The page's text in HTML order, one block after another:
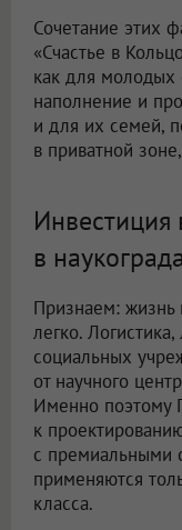
Сочетание этих
«Счастье в
как для молодых
наполнение и
и для их семей,
в приватной
Инвестиция
в
Признаем: жизнь
легко.
социальных
от научного
Именно поэтому
к
с премиальными
применяются
класса.